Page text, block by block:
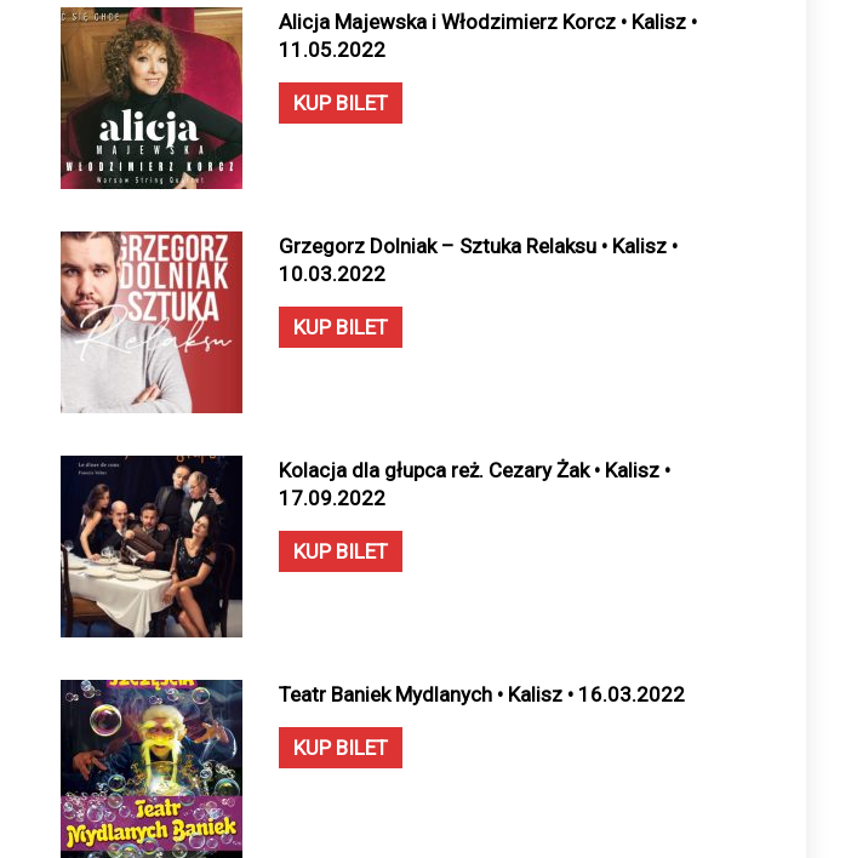
Alicja Majewska i Włodzimierz Korcz • Kalisz •
11.05.2022
KUP BILET
Grzegorz Dolniak – Sztuka Relaksu • Kalisz •
10.03.2022
KUP BILET
Kolacja dla głupca reż. Cezary Żak • Kalisz •
17.09.2022
KUP BILET
Teatr Baniek Mydlanych • Kalisz • 16.03.2022
KUP BILET